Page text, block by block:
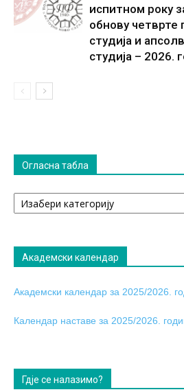
испитном року
обнову четврте
студија и
студија – 2026.
Огласна табла
Огласна
табла
Академски календар
Академски календар за 2025/2026.
Календар наставе за 2025/2026.
Гдје се налазимо?